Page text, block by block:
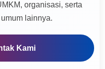
organisasi, serta
lainnya.
Kami